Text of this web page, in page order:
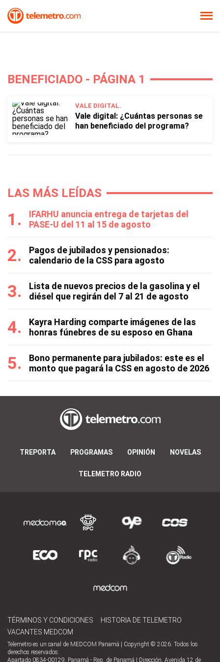
BENEFICIADO - PÁGINA 1
VALE DIGITAL.
Vale digital: ¿Cuántas personas se
han beneficiado del programa?
LAS MÁS LEÍDAS
IFARHU anuncia entrega de tarjetas del
PASE-U del 11 al 15 de agosto
Pagos de jubilados y pensionados:
calendario de la CSS para agosto
Lista de nuevos precios de la gasolina y el
diésel que regirán del 7 al 21 de agosto
Kayra Harding comparte imágenes de las
honras fúnebres de su esposo en Ghana
Bono permanente para jubilados: este es el
monto que pagará la CSS en agosto de 2026
TREPORTA PROGRAMAS OPINIÓN NOVELAS
TELEMETRO RADIO
TÉRMINOS Y CONDICIONES
HISTORIA DE TELEMETRO
VACANTES MEDCOM
Telemetro es un canal de MEDCOM Panamá | Copyright © 2026. Todos los
derechos reservados.
Apartado 0834-00129, Panamá - Rep. de Panamá | Dirección, Avenida 12 de